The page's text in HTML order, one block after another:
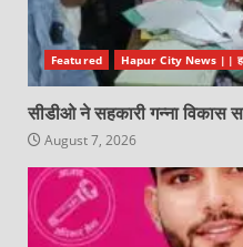
Featured Hapur City News ||
सीडीओ ने सहकारी गन्ना विकास
August 7, 2026